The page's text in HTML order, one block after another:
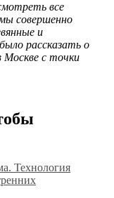
все
совершенно
и
рассказать о
Москве с точки